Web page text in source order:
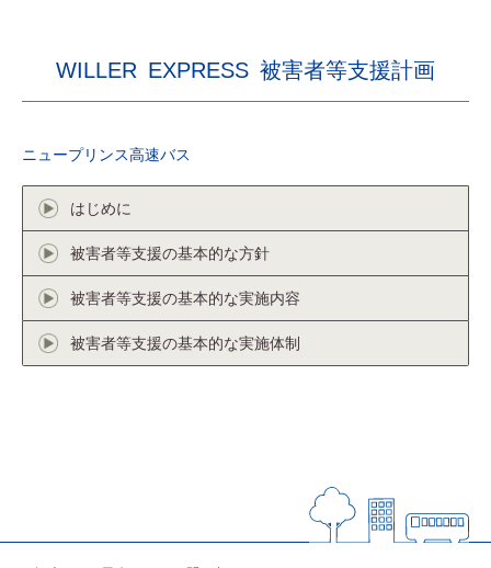
WILLER EXPRESS 被害者等支援計画
ニュープリンス高速バス
はじめに
被害者等支援の基本的な方針
被害者等支援の基本的な実施内容
被害者等支援の基本的な実施体制